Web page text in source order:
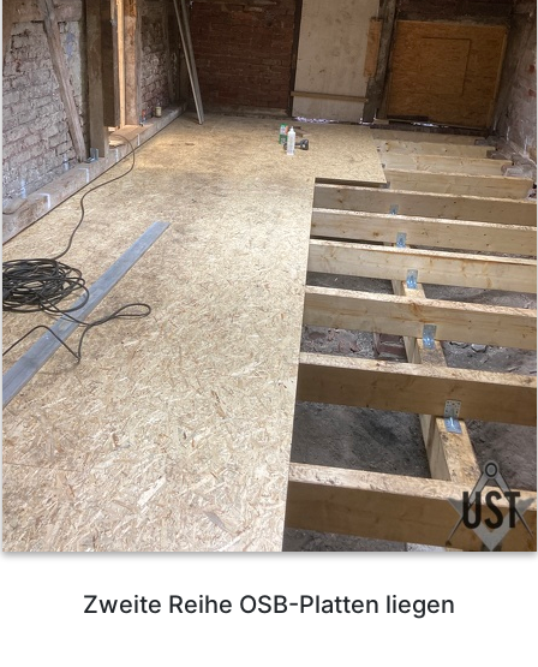
Zweite Reihe OSB-Platten liegen